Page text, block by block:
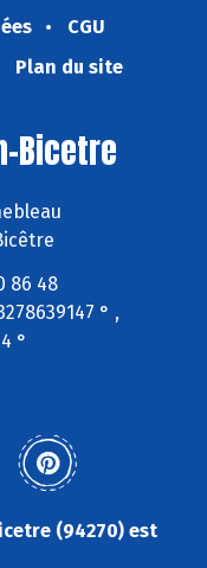
CGU
Plan du site
Bicetre
86 48
° ,
°
(94270) est